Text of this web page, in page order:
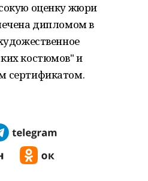
оценку жюри
дипломом в
костюмов" и
сертификатом.